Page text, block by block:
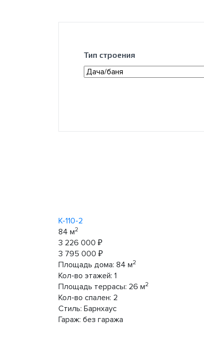
Тип строения
К-110-2
84 м2
3 226 000 ₽
3 795 000 ₽
Площадь дома: 84 м2
Кол-во этажей: 1
Площадь террасы: 26 м2
Кол-во спален: 2
Стиль: Барнхаус
Гараж: без гаража